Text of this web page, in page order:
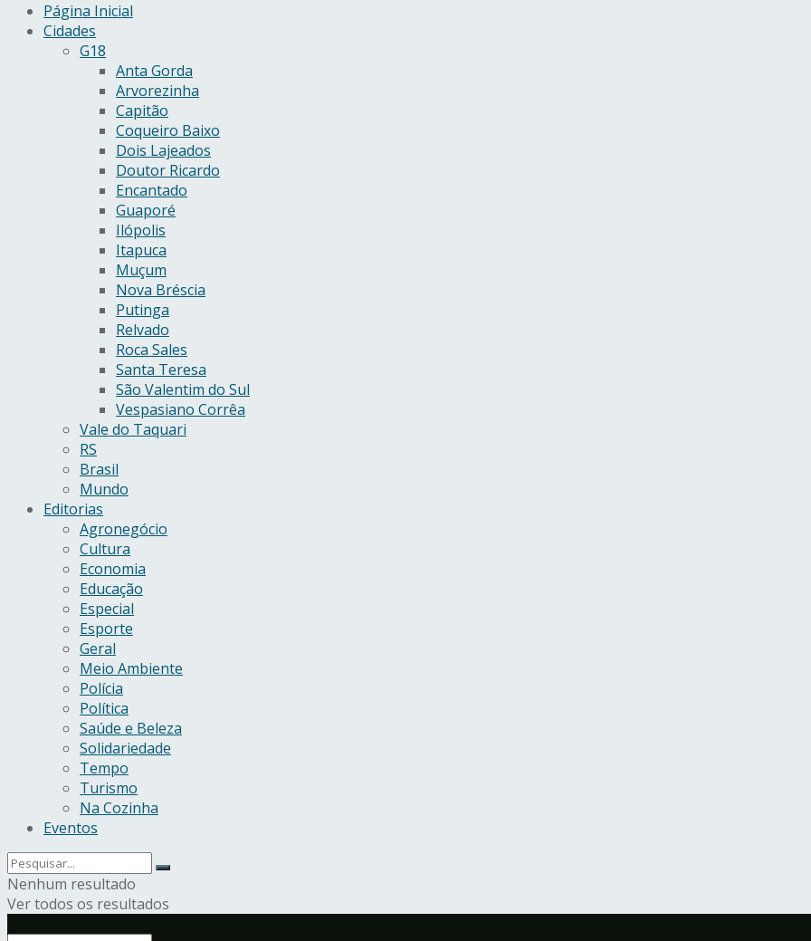
Página Inicial
Cidades
G18
Anta Gorda
Arvorezinha
Capitão
Coqueiro Baixo
Dois Lajeados
Doutor Ricardo
Encantado
Guaporé
Ilópolis
Itapuca
Muçum
Nova Bréscia
Putinga
Relvado
Roca Sales
Santa Teresa
São Valentim do Sul
Vespasiano Corrêa
Vale do Taquari
RS
Brasil
Mundo
Editorias
Agronegócio
Cultura
Economia
Educação
Especial
Esporte
Geral
Meio Ambiente
Polícia
Política
Saúde e Beleza
Solidariedade
Tempo
Turismo
Na Cozinha
Eventos
Nenhum resultado
Ver todos os resultados